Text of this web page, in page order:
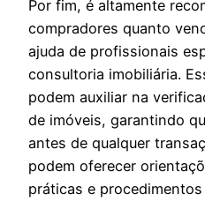
Por fim, é altamente
compradores quanto
ajuda de profissionais
consultoria imobiliária.
podem auxiliar na
de imóveis, garantindo
antes de qualquer
podem oferecer
práticas e